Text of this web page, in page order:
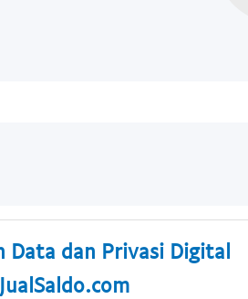
Data dan Privasi Digital